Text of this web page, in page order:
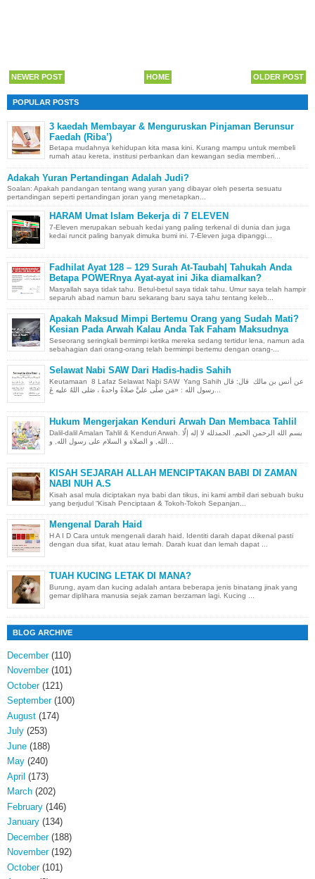
NEWER POST OLDER POST
HOME
POPULAR POSTS
3 kaedah Membayar & Menguruskan Pinjaman Berunsur
Faedah (Riba’)
Betapa mudahnya kehidupan kita masa kini. Kurang mampu untuk membeli
rumah atau kereta, institusi perbankan dan kewangan sedia memberi...
Adakah Yuran Pertandingan Adalah Judi?
Soalan: Apakah pandangan tentang wang yuran yang dibayar oleh peserta sesuatu
pertandingan seperti pertandingan joran yang menetapkan...
HARAM Umat Islam Bekerja di 7 ELEVEN
7-Eleven merupakan sebuah kedai yang paling terkenal di dunia dan juga
kedai runcit paling banyak dimuka bumi ini. 7-Eleven juga dipanggi...
Fadhilat Ayat 128 – 129 Surah At-Taubah| Tahukah Anda
Betapa POWERnya Ayat-ayat ini Jika diamalkan?
Masyallah saya tidak tahu. Betul-betul saya tidak tahu. Umur saya telah hampir
separuh abad namun baru sekarang baru saya tahu tentang keleb...
Apakah Maksud Mimpi Bertemu Orang yang Sudah Mati?
Kesian Pada Arwah Kalau Anda Tak Faham Maksudnya
Seseorang seringkali bermimpi ketika mereka sedang tertidur lena, namun ada
sebahagian dari orang-orang telah bermimpi bertemu dengan orang-...
Selawat Nabi SAW Dari Hadis-hadis Sahih
Keutamaan 8 Lafaz Selawat Nabi SAW Yang Sahih عن أنس بن مالك قال: قال
Hukum Mengerjakan Kenduri Arwah Dan Membaca Tahlil
Dalil-dalil Amalan Tahlil & Kenduri Arwah. بسم الله الرحمن الحيم. الحمدلله لا إله إلّا
KISAH SEJARAH ALLAH MENCIPTAKAN BABI DI ZAMAN
NABI NUH A.S
Kisah asal mula diciptakan nya babi dan tikus, ini kami ambil dari sebuah buku
yang berjudul “Kisah Penciptaan & Tokoh-Tokoh Sepanjan...
Mengenal Darah Haid
H A I D Cara untuk mengenali darah haid. Identiti darah dapat dikenal pasti
dengan dua sifat, kuat atau lemah. Darah kuat dan lemah dapat ...
TUAH KUCING LETAK DI MANA?
Burung, ayam dan kucing adalah antara beberapa jenis binatang jinak yang
gemar diplihara manusia sejak zaman berzaman lagi. Kucing ...
BLOG ARCHIVE
December(110)
November(101)
October(121)
September(100)
August (174)
July (253)
June (188)
May (240)
April (173)
March (202)
February (146)
January (134)
December(188)
November(192)
October(101)